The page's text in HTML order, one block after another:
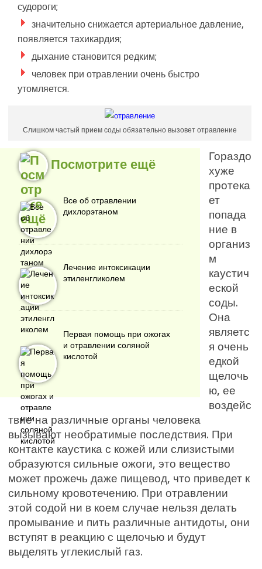
судороги;
значительно снижается артериальное давление,
появляется тахикардия;
дыхание становится редким;
человек при отравлении очень быстро
утомляется.
Слишком частый прием соды обязательно вызовет отравление
Посмотрите ещё
Все об отравлении
дихлорэтаном
Лечение интоксикации
этиленгликолем
Первая помощь при ожогах
и отравлении соляной
кислотой
Гораздо
хуже
протека
ет
попада
ние в
организ
м
каустич
еской
соды.
Она
являетс
я очень
едкой
щелочь
ю, ее
воздейс
твие на различные органы человека
вызывают необратимые последствия. При
контакте каустика с кожей или слизистыми
образуются сильные ожоги, это вещество
может прожечь даже пищевод, что приведет к
сильному кровотечению. При отравлении
этой содой ни в коем случае нельзя делать
промывание и пить различные антидоты, они
вступят в реакцию с щелочью и будут
выделять углекислый газ.